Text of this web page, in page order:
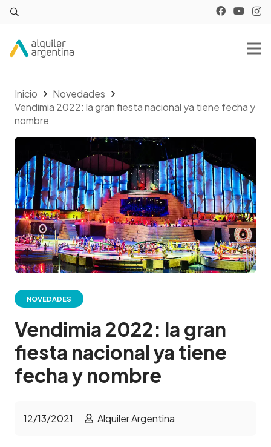
Inicio
Novedades
Vendimia 2022: la gran fiesta nacional ya tiene fecha y
nombre
NOVEDADES
Vendimia 2022: la gran
fiesta nacional ya tiene
fecha y nombre
12/13/2021 Alquiler Argentina